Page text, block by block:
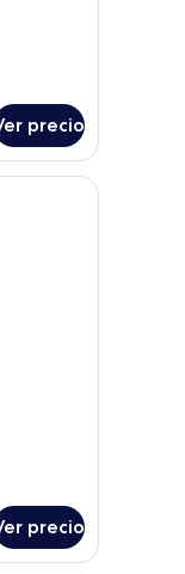
precio
pared.
con electrodomésticos
precio